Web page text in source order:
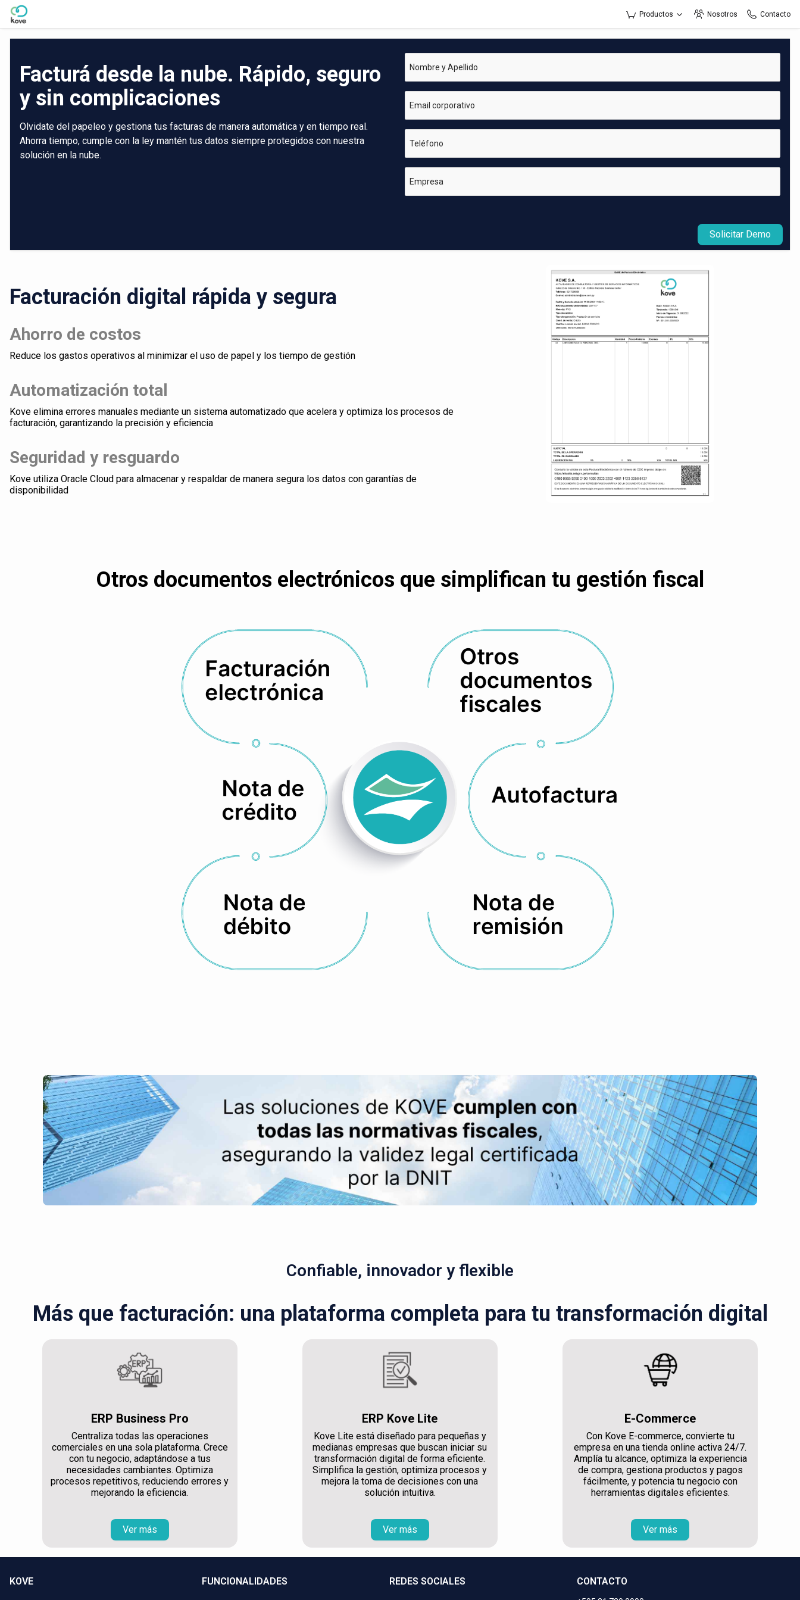
Skip to Main Content
Productos Nosotros Contacto
Facturá desde la nube. Rápido, seguro
y sin complicaciones
Olvidate del papeleo y gestiona tus facturas de manera automática y en tiempo real.
Ahorra tiempo, cumple con la ley mantén tus datos siempre protegidos con nuestra
solución en la nube.
Nombre y Apellido
Email corporativo
Teléfono
Empresa
Solicitar Demo
Facturación digital rápida y segura
Ahorro de costos
Reduce los gastos operativos al minimizar el uso de papel y los tiempo de gestión
Automatización total
Kove elimina errores manuales mediante un sistema automatizado que acelera y optimiza los procesos de
facturación, garantizando la precisión y eficiencia
Seguridad y resguardo
Kove utiliza Oracle Cloud para almacenar y respaldar de manera segura los datos con garantías de
disponibilidad
Otros documentos electrónicos que simplifican tu gestión fiscal
Confiable, innovador y flexible
Más que facturación: una plataforma completa para tu transformación digital
ERP Business Pro
Centraliza todas las operaciones
comerciales en una sola plataforma. Crece
con tu negocio, adaptándose a tus
necesidades cambiantes. Optimiza
procesos repetitivos, reduciendo errores y
mejorando la eficiencia.
Ver más
ERP Kove Lite
Kove Lite está diseñado para pequeñas y
medianas empresas que buscan iniciar su
transformación digital de forma eficiente.
Simplifica la gestión, optimiza procesos y
mejora la toma de decisiones con una
solución intuitiva.
Ver más
E-Commerce
Con Kove E-commerce, convierte tu
empresa en una tienda online activa 24/7.
Amplía tu alcance, optimiza la experiencia
de compra, gestiona productos y pagos
fácilmente, y potencia tu negocio con
herramientas digitales eficientes.
Ver más
KOVE FUNCIONALIDADES REDES SOCIALES CONTACTO